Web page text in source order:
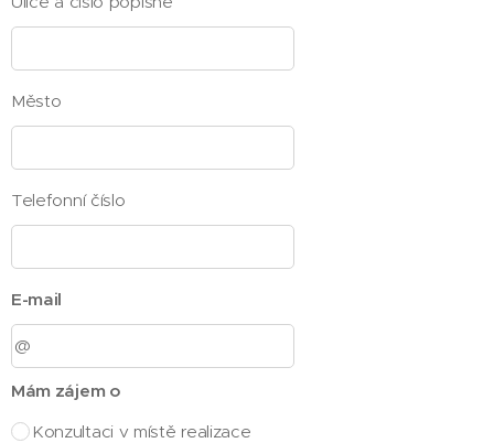
Město
Telefonní číslo
E-mail
Mám zájem o
Konzultaci v místě realizace